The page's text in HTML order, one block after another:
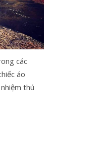
các
áo
thú